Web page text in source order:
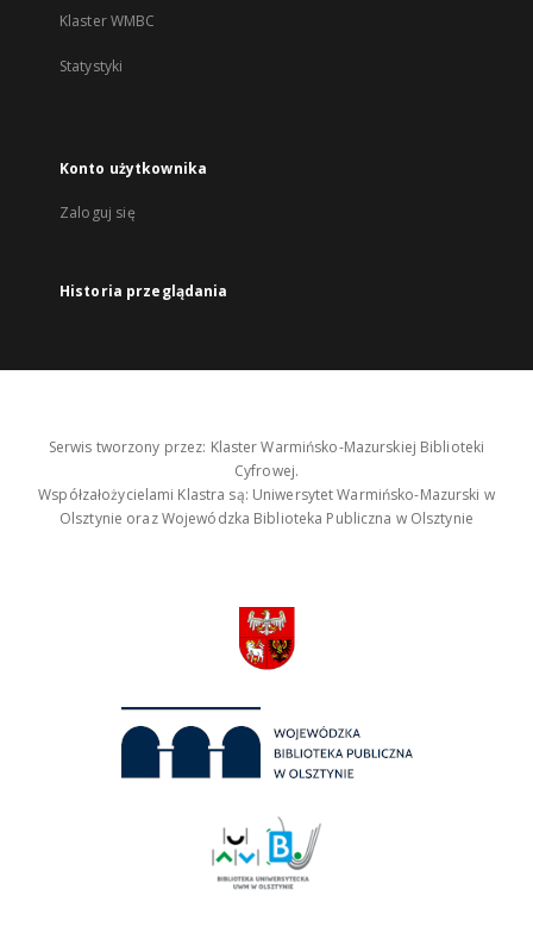
Klaster WMBC
Statystyki
Konto użytkownika
Zaloguj się
Historia przeglądania
Serwis tworzony przez: Klaster Warmińsko-Mazurskiej Biblioteki
Cyfrowej.
Współzałożycielami Klastra są: Uniwersytet Warmińsko-Mazurski w
Olsztynie oraz Wojewódzka Biblioteka Publiczna w Olsztynie